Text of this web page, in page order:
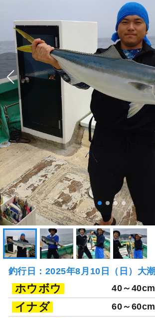
釣行日：2025年8月10日（日）大潮
ホウボウ 40～40cm
イナダ 60～60cm